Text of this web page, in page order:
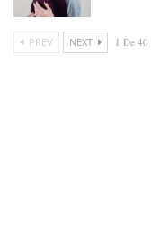
PREV NEXT 1 De 40